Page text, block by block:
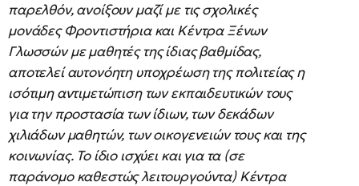
παρελθόν, ανοίξουν μαζί με τις σχολικές
μονάδες Φροντιστήρια και Κέντρα Ξένων
Γλωσσών με μαθητές της ίδιας βαθμίδας,
αποτελεί αυτονόητη υποχρέωση της πολιτείας η
ισότιμη αντιμετώπιση των εκπαιδευτικών τους
για την προστασία των ίδιων, των δεκάδων
χιλιάδων μαθητών, των οικογενειών τους και της
κοινωνίας. Το ίδιο ισχύει και για τα (σε
παράνομο καθεστώς λειτουργούντα) Κέντρα